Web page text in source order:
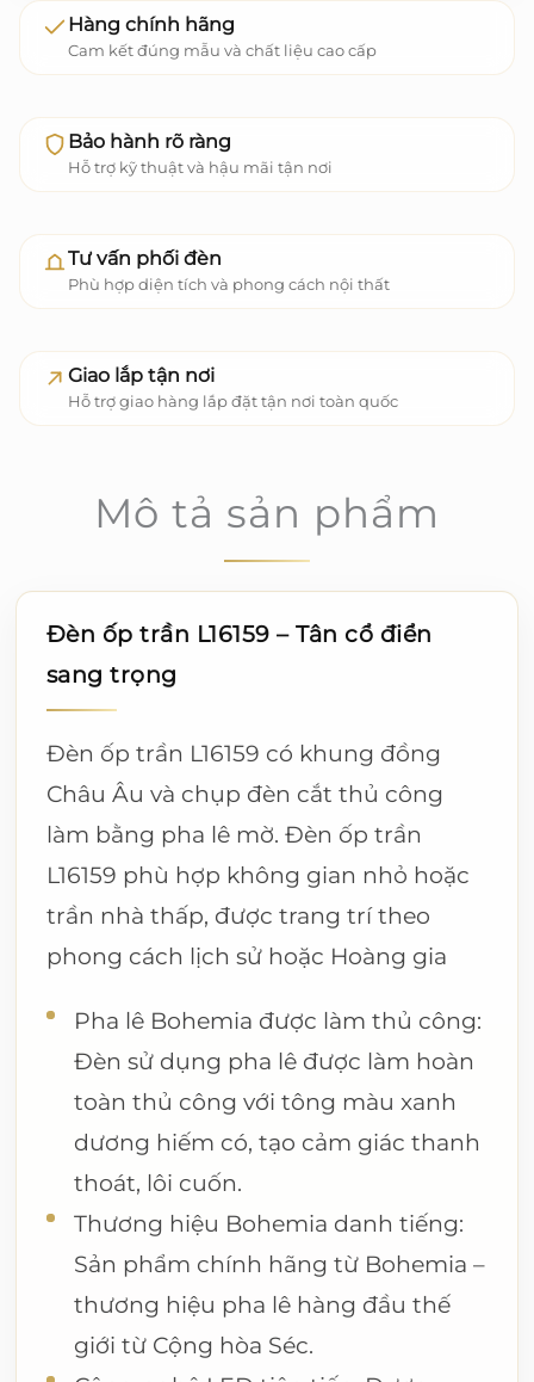
Hàng chính hãng
Cam kết đúng mẫu và chất liệu cao cấp
Bảo hành rõ ràng
Hỗ trợ kỹ thuật và hậu mãi tận nơi
Tư vấn phối đèn
Phù hợp diện tích và phong cách nội thất
Giao lắp tận nơi
Hỗ trợ giao hàng lắp đặt tận nơi toàn quốc
Mô tả sản phẩm
Đèn ốp trần L16159 – Tân cổ điển
sang trọng
Đèn ốp trần L16159 có khung đồng
Châu Âu và chụp đèn cắt thủ công
làm bằng pha lê mờ. Đèn ốp trần
L16159 phù hợp không gian nhỏ hoặc
trần nhà thấp, được trang trí theo
phong cách lịch sử hoặc Hoàng gia
Pha lê Bohemia được làm thủ công:
Đèn sử dụng pha lê được làm hoàn
toàn thủ công với tông màu xanh
dương hiếm có, tạo cảm giác thanh
thoát, lôi cuốn.
Thương hiệu Bohemia danh tiếng:
Sản phẩm chính hãng từ Bohemia –
thương hiệu pha lê hàng đầu thế
giới từ Cộng hòa Séc.